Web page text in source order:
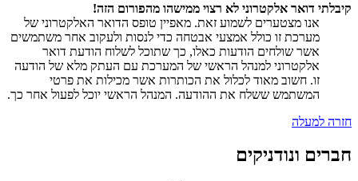
קיבלתי דואר אלקטרוני לא רצוי ממישהו מהפורום הזה!
אנו מצטערים לשמוע זאת. מאפיין טופס הדואר האלקטרוני של
מערכת זו כולל אמצעי אבטחה כדי לנסות ולעקוב אחר משתמשים
אשר שולחים הודעות כאלו, כך שתוכל לשלוח הודעת דואר
אלקטרוני למנהל הראשי של המערכת עם העתק מלא של הודעה
זו. חשוב מאוד לכלול את הכותרות אשר מכילות את פרטי
המשתמש ששלח את ההודעה. המנהל הראשי יוכל לפעול אחר כך.
חזרה למעלה
חברים ונודניקים